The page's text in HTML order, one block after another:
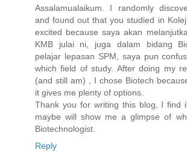
Assalamualaikum. I randomly
and found out that you studied in
excited because saya akan
KMB julai ni, juga dalam bidang
pelajar lepasan SPM, saya pun
which field of study. After doing my
(and still am) , I chose Biotech
it gives me plenty of options.
Thank you for writing this blog, I find
maybe will show me a glimpse of
Biotechnologist.
Reply